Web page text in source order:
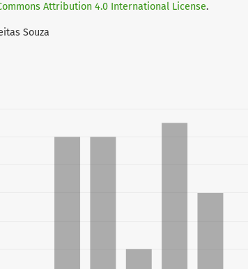
Attribution 4.0 International License.
Souza